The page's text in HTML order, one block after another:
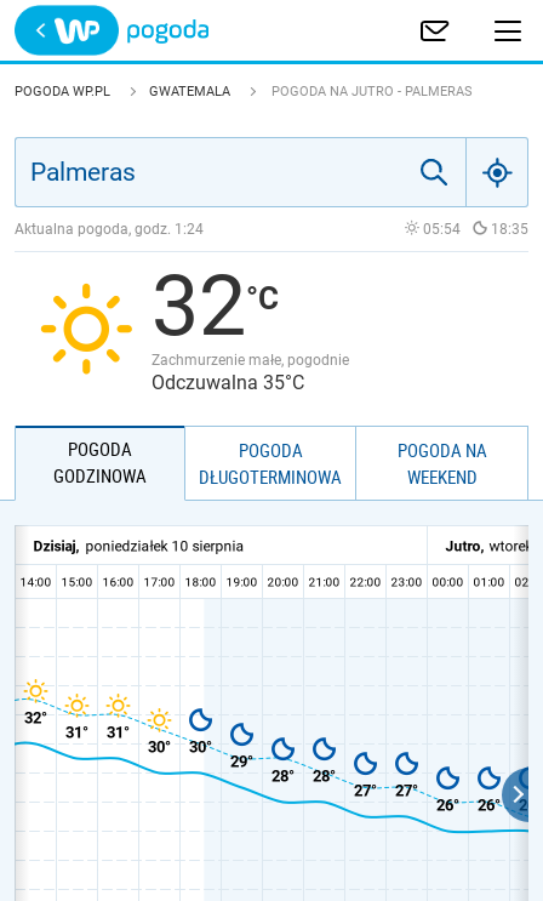
Trwa ładowanie
POLSKA
JAKOŚĆ POWIETRZA
POGODA WP.PL GWATEMALA POGODA NA JUTRO - PALMERAS
Aktualna pogoda, godz. 1:24 05:54 18:35
32
Zachmurzenie małe, pogodnie
Odczuwalna 35°C
POGODA
GODZINOWA
POGODA
DŁUGOTERMINOWA
POGODA NA
WEEKEND